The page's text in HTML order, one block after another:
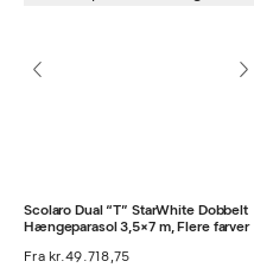
Scolaro Dual “T” StarWhite Dobbelt
Hængeparasol 3,5×7 m, Flere farver
Frakr.49.718,75